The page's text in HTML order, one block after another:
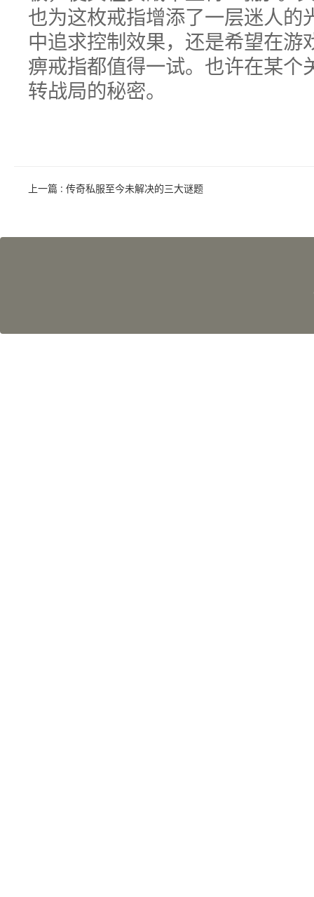
也为这枚戒指增添了一层迷人的
中追求控制效果，还是希望在游
痹戒指都值得一试。也许在某个
转战局的秘密。
上一篇 : 传奇私服至今未解决的三大谜题